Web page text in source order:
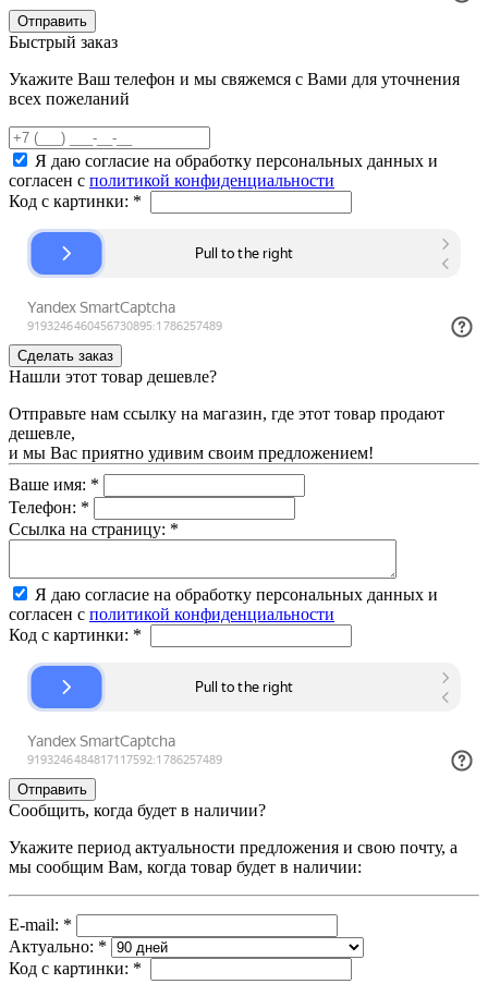
Быстрый заказ
Укажите Ваш телефон и мы свяжемся с Вами для уточнения
всех пожеланий
Я даю согласие на обработку персональных данных и
согласен с политикой конфиденциальности
Код с картинки: *
Нашли этот товар дешевле?
Отправьте нам ссылку на магазин, где этот товар продают
дешевле,
и мы Вас приятно удивим своим предложением!
Ваше имя: *
Телефон: *
Ссылка на страницу: *
Я даю согласие на обработку персональных данных и
согласен с политикой конфиденциальности
Код с картинки: *
Сообщить, когда будет в наличии?
Укажите период актуальности предложения и свою почту, а
мы сообщим Вам, когда товар будет в наличии:
E-mail: *
Актуально: *
Код с картинки: *